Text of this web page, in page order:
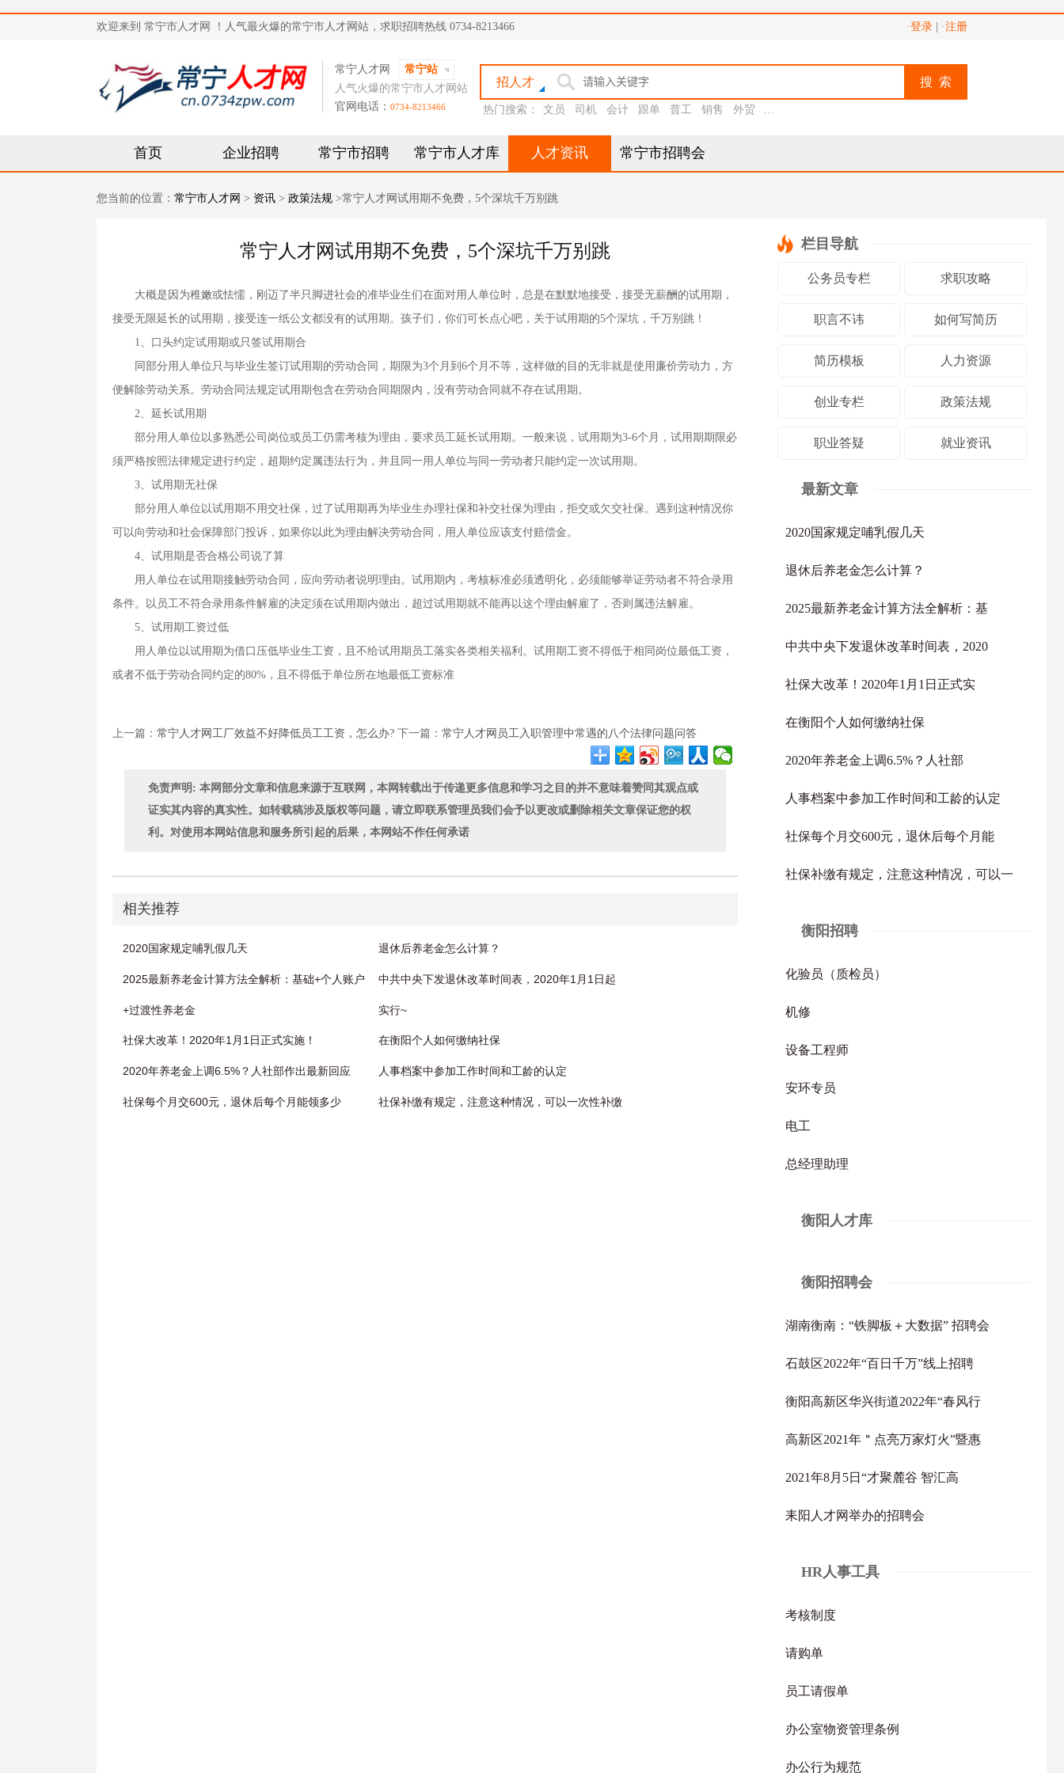
欢迎来到 常宁市人才网 ！人气最火爆的常宁市人才网站，求职招聘热线 0734-8213466 ·登录 ·注册
常宁人才网
常宁站
人气火爆的常宁市人才网站
官网电话： 0734-8213466
招人才 搜 索
热门搜索： 文员 司机 会计 跟单 普工 销售 外贸 助理
首页 企业招聘 常宁市招聘 常宁市人才库 人才资讯 常宁市招聘会
您当前的位置： 常宁市人才网 > 资讯 > 政策法规 >常宁人才网试用期不免费，5个深坑千万别跳
常宁人才网试用期不免费，5个深坑千万别跳
大概是因为稚嫩或怯懦，刚迈了半只脚进社会的准毕业生们在面对用人单位时，总是在默默地接受，接受无薪酬的试用期，
接受无限延长的试用期，接受连一纸公文都没有的试用期。孩子们，你们可长点心吧，关于试用期的5个深坑，千万别跳！
1、口头约定试用期或只签试用期合
同部分用人单位只与毕业生签订试用期的劳动合同，期限为3个月到6个月不等，这样做的目的无非就是使用廉价劳动力，方
便解除劳动关系。劳动合同法规定试用期包含在劳动合同期限内，没有劳动合同就不存在试用期。
2、延长试用期
部分用人单位以多熟悉公司岗位或员工仍需考核为理由，要求员工延长试用期。一般来说，试用期为3-6个月，试用期期限必
须严格按照法律规定进行约定，超期约定属违法行为，并且同一用人单位与同一劳动者只能约定一次试用期。
3、试用期无社保
部分用人单位以试用期不用交社保，过了试用期再为毕业生办理社保和补交社保为理由，拒交或欠交社保。遇到这种情况你
可以向劳动和社会保障部门投诉，如果你以此为理由解决劳动合同，用人单位应该支付赔偿金。
4、试用期是否合格公司说了算
用人单位在试用期接触劳动合同，应向劳动者说明理由。试用期内，考核标准必须透明化，必须能够举证劳动者不符合录用
条件。以员工不符合录用条件解雇的决定须在试用期内做出，超过试用期就不能再以这个理由解雇了，否则属违法解雇。
5、试用期工资过低
用人单位以试用期为借口压低毕业生工资，且不给试用期员工落实各类相关福利。试用期工资不得低于相同岗位最低工资，
或者不低于劳动合同约定的80%，且不得低于单位所在地最低工资标准
上一篇： 常宁人才网工厂效益不好降低员工工资，怎么办? 下一篇： 常宁人才网员工入职管理中常遇的八个法律问题问答
免责声明: 本网部分文章和信息来源于互联网，本网转载出于传递更多信息和学习之目的并不意味着赞同其观点或
证实其内容的真实性。如转载稿涉及版权等问题，请立即联系管理员我们会予以更改或删除相关文章保证您的权
利。对使用本网站信息和服务所引起的后果，本网站不作任何承诺
相关推荐
2020国家规定哺乳假几天 退休后养老金怎么计算？
2025最新养老金计算方法全解析：基础+个人账户
+过渡性养老金
中共中央下发退休改革时间表，2020年1月1日起
实行~
社保大改革！2020年1月1日正式实施！ 在衡阳个人如何缴纳社保
2020年养老金上调6.5%？人社部作出最新回应 人事档案中参加工作时间和工龄的认定
社保每个月交600元，退休后每个月能领多少 社保补缴有规定，注意这种情况，可以一次性补缴
栏目导航
公务员专栏 求职攻略
职言不讳 如何写简历
简历模板 人力资源
创业专栏 政策法规
职业答疑 就业资讯
最新文章
2020国家规定哺乳假几天
退休后养老金怎么计算？
2025最新养老金计算方法全解析：基
中共中央下发退休改革时间表，2020
社保大改革！2020年1月1日正式实
在衡阳个人如何缴纳社保
2020年养老金上调6.5%？人社部
人事档案中参加工作时间和工龄的认定
社保每个月交600元，退休后每个月能
社保补缴有规定，注意这种情况，可以一
衡阳招聘
化验员（质检员）
机修
设备工程师
安环专员
电工
总经理助理
衡阳人才库
衡阳招聘会
湖南衡南：“铁脚板＋大数据” 招聘会
石鼓区2022年“百日千万”线上招聘
衡阳高新区华兴街道2022年“春风行
高新区2021年＂点亮万家灯火”暨惠
2021年8月5日“才聚麓谷 智汇高
耒阳人才网举办的招聘会
HR人事工具
考核制度
请购单
员工请假单
办公室物资管理条例
办公行为规范